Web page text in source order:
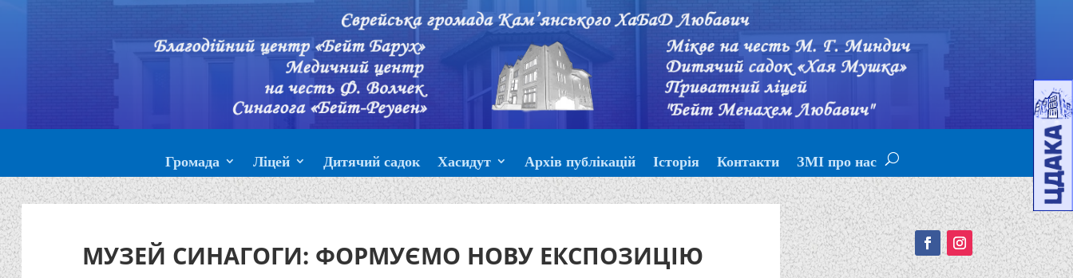
Громада Ліцей Дитячий садок Хасидут Архів публікацій Історія Контакти ЗМІ про нас
МУЗЕЙ СИНАГОГИ: ФОРМУЄМО НОВУ ЕКСПОЗИЦІЮ
Подписывайтесь!